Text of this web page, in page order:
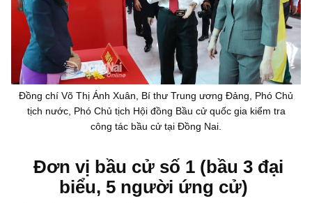
Đồng chí Võ Thị Ánh Xuân, Bí thư Trung ương Đảng, Phó Chủ
tịch nước, Phó Chủ tịch Hội đồng Bầu cử quốc gia kiểm tra
công tác bầu cử tại Đồng Nai.
Đơn vị bầu cử số 1 (bầu 3 đại
biểu, 5 người ứng cử)